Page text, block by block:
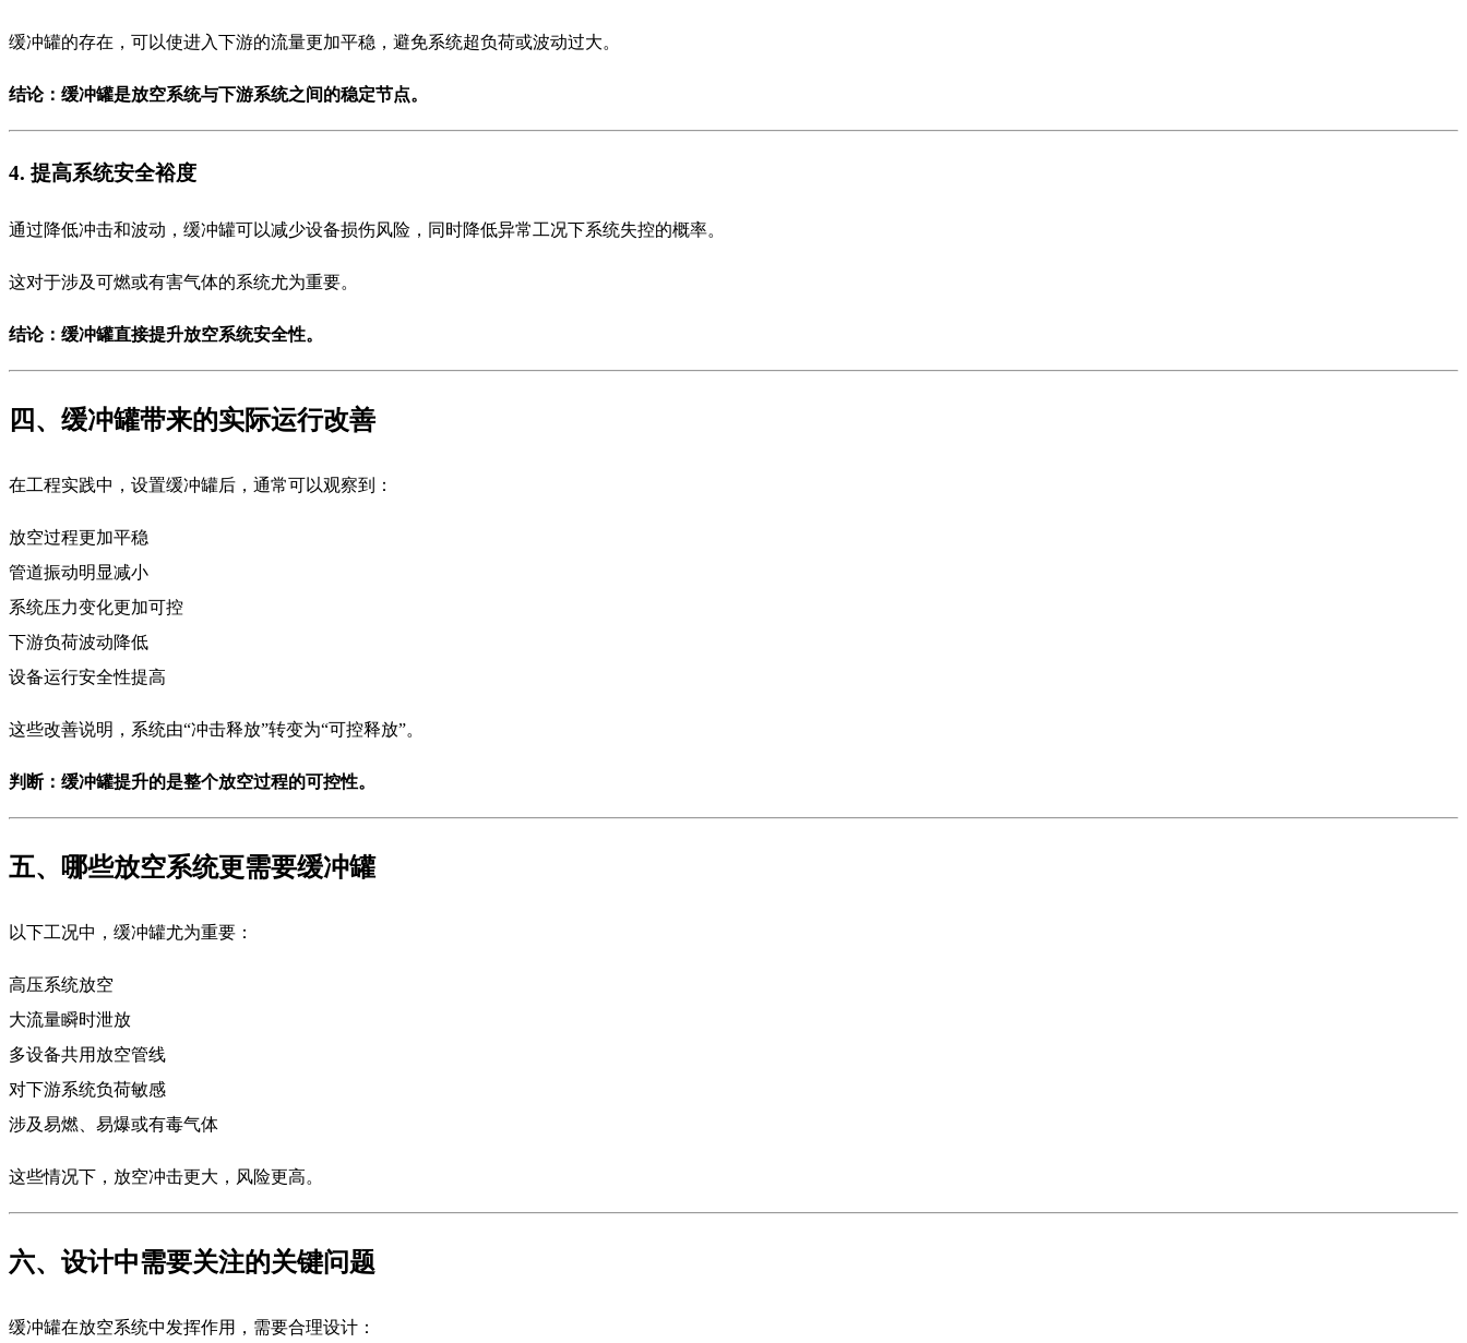
缓冲罐的存在，可以使进入下游的流量更加平稳，避免系统超负荷或波动过大。
结论：缓冲罐是放空系统与下游系统之间的稳定节点。
4. 提高系统安全裕度
通过降低冲击和波动，缓冲罐可以减少设备损伤风险，同时降低异常工况下系统失控的概率。
这对于涉及可燃或有害气体的系统尤为重要。
结论：缓冲罐直接提升放空系统安全性。
四、缓冲罐带来的实际运行改善
在工程实践中，设置缓冲罐后，通常可以观察到：
放空过程更加平稳
管道振动明显减小
系统压力变化更加可控
下游负荷波动降低
设备运行安全性提高
这些改善说明，系统由“冲击释放”转变为“可控释放”。
判断：缓冲罐提升的是整个放空过程的可控性。
五、哪些放空系统更需要缓冲罐
以下工况中，缓冲罐尤为重要：
高压系统放空
大流量瞬时泄放
多设备共用放空管线
对下游系统负荷敏感
涉及易燃、易爆或有毒气体
这些情况下，放空冲击更大，风险更高。
六、设计中需要关注的关键问题
缓冲罐在放空系统中发挥作用，需要合理设计：